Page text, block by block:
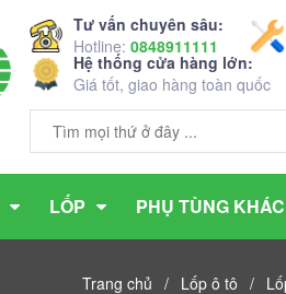
Tư vấn chuyên sâu:
Hotline: 0848911111
Hệ thống cửa hàng lớn:
Giá tốt, giao hàng toàn quốc
LỐP PHỤ TÙNG KHÁC
Trang chủ / Lốp ô tô /